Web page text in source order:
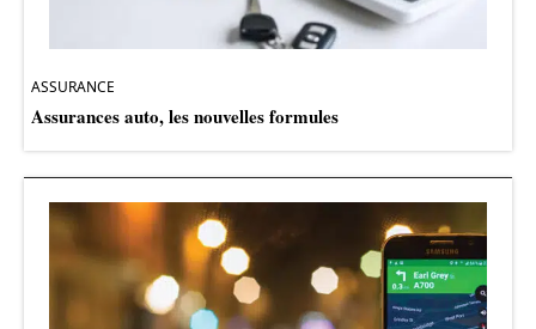
ASSURANCE
Assurances auto, les nouvelles formules